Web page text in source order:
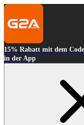
15% Rabatt mit dem
in der App